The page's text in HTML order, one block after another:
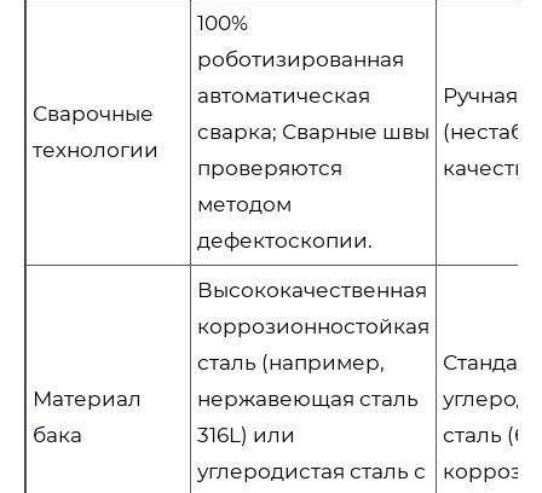
Сварочные
технологии
100%
роботизированная
автоматическая
сварка; Сварные швы
проверяются
методом
дефектоскопии.
Ручная
Материал
бака
Высококачественная
коррозионностойкая
сталь (например,
нержавеющая сталь
316L) или
углеродистая сталь с
сталь